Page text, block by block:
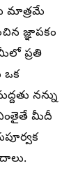
మాత్రమే
జ్ఞాపకం
ప్రతి
ఒక
నన్ను
మీదీ